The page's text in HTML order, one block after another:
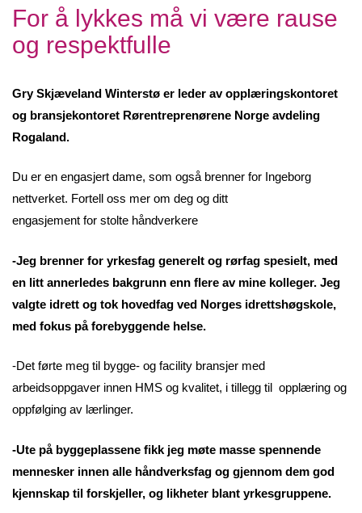
For å lykkes må vi være rause
og respektfulle
Gry Skjæveland Winterstø er leder av opplæringskontoret
og bransjekontoret Rørentreprenørene Norge avdeling
Rogaland.
Du er en engasjert dame, som også brenner for Ingeborg
nettverket. Fortell oss mer om deg og ditt
engasjement for stolte håndverkere
-Jeg brenner for yrkesfag generelt og rørfag spesielt, med
en litt annerledes bakgrunn enn flere av mine kolleger. Jeg
valgte idrett og tok hovedfag ved Norges idrettshøgskole,
med fokus på forebyggende helse.
-Det førte meg til bygge- og facility bransjer med
arbeidsoppgaver innen HMS og kvalitet, i tillegg til opplæring og
oppfølging av lærlinger.
-Ute på byggeplassene fikk jeg møte masse spennende
mennesker innen alle håndverksfag og gjennom dem god
kjennskap til forskjeller, og likheter blant yrkesgruppene.